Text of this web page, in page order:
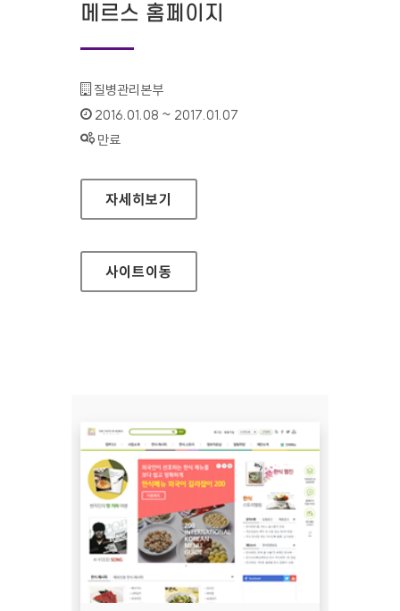
메르스 홈페이지
기관명 :
질병관리본부
인증기간 :
2016.01.08 ~ 2017.01.07
상태 :
만료
메르스 홈페이지
자세히보기
사이트이동